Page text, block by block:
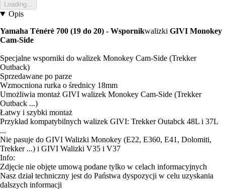
Loading...
Opis
Yamaha Ténérè 700 (19 do 20) - Wspornikwalizki GIVI Monokey
Cam-Side
Specjalne wsporniki do walizek Monokey Cam-Side (Trekker
Outback)
Sprzedawane po parze
Wzmocniona rurka o średnicy 18mm
Umożliwia montaż GIVI walizek Monokey Cam-Side (Trekker
Outback ...)
Łatwy i szybki montaż
Przykład kompatybilnych walizek GIVI: Trekker Outabck 48L i 37L
...
Nie pasuje do GIVI Walizki Monokey (E22, E360, E41, Dolomiti,
Trekker ...) i GIVI Walizki V35 i V37
Info:
Zdjęcie nie objęte umową podane tylko w celach informacyjnych
Nasz dział techniczny jest do Państwa dyspozycji w celu uzyskania
dalszych informacji